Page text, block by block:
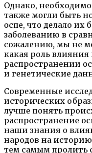
Однако,
также могли быть
оспе, что делало их
заболеванию в
сожалению, мы не
какая роль
распространении
и генетические
Современные
исторических
лучше понять
распространение
наши знания о
народов на
тем самым пролить